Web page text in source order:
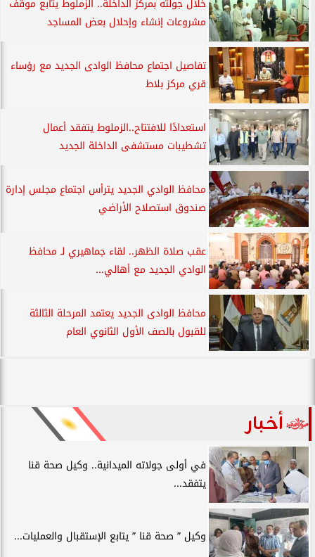
مشروعات إنشاء وإحلال بعض المساجد
تفاصيل اجتماع محافظ الوادى الجديد مع رؤساء
قري مركز بلاط
استعدادًا للافتتاح..الزملوط يتفقد أعمال
تشطيبات مستشفى الداخلة الجديد
محافظ الوادي الجديد يترأس اجتماع مجلس إدارة
صندوق استصلاح الأراضي
عقب صلاة الظهر.. لقاء جماهيري لـ محافظ
الوادي الجديد مع أهالي...
محافظ الوادى الجديد يعتمد المرحلة الثالثة
للقبول بالصف الأول الثانوي العام
أخبار
في أولى جولاته الميدانية.. وكيل صحة قنا
يتفقد...
وكيل ” صحة قنا ” يتابع الإستقبال والعمليات...